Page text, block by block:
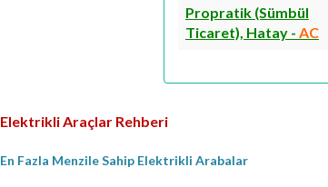
Propratik (Sümbül
Ticaret), Hatay - AC
Elektrikli Araçlar Rehberi
En Fazla Menzile Sahip Elektrikli Arabalar